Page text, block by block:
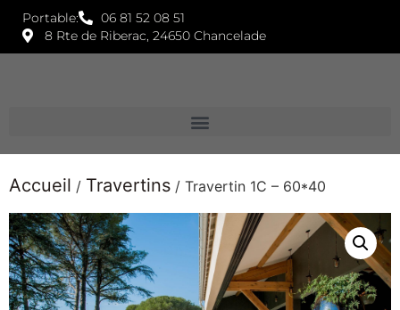
Portable:
06 81 52 08 51
8 Rte de Riberac, 24650 Chancelade
Accueil / Travertins / Travertin 1C – 60*40